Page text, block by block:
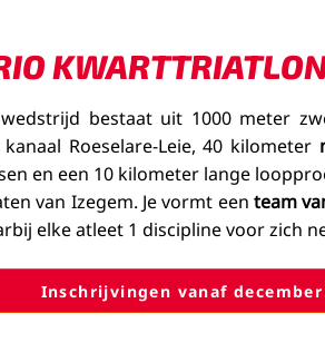
bestaat uit 1000 meter
Roeselare-Leie, 40 kilometer
en een 10 kilometer lange
van Izegem. Je vormt een team
elke atleet 1 discipline voor zich
Inschrijvingen vanaf december